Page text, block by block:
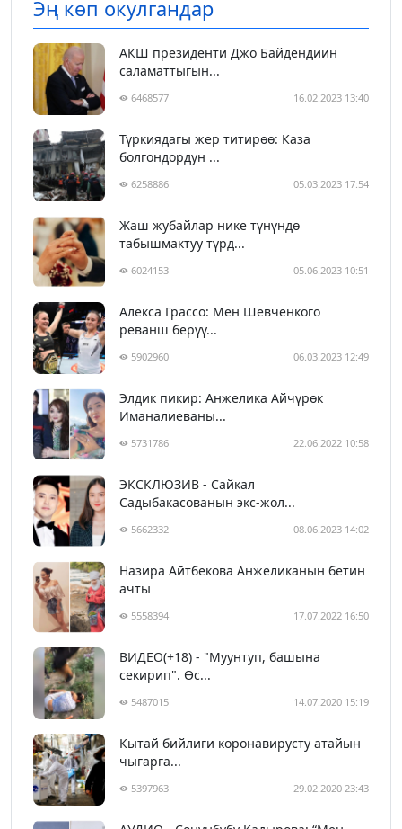
Эң көп окулгандар
АКШ президенти Джо Байдендиин
саламаттыгын...
6468577 16.02.2023 13:40
Түркиядагы жер титирөө: Каза
болгондордун ...
6258886 05.03.2023 17:54
Жаш жубайлар нике түнүндө
табышмактуу түрд...
6024153 05.06.2023 10:51
Алекса Грассо: Мен Шевченкого
реванш берүү...
5902960 06.03.2023 12:49
Элдик пикир: Анжелика Айчүрөк
Иманалиеваны...
5731786 22.06.2022 10:58
ЭКСКЛЮЗИВ - Сайкал
Садыбакасованын экс-жол...
5662332 08.06.2023 14:02
Назира Айтбекова Анжеликанын бетин
ачты
5558394 17.07.2022 16:50
ВИДЕО(+18) - "Муунтуп, башына
секирип". Өс...
5487015 14.07.2020 15:19
Кытай бийлиги коронавирусту атайын
чыгарга...
5397963 29.02.2020 23:43